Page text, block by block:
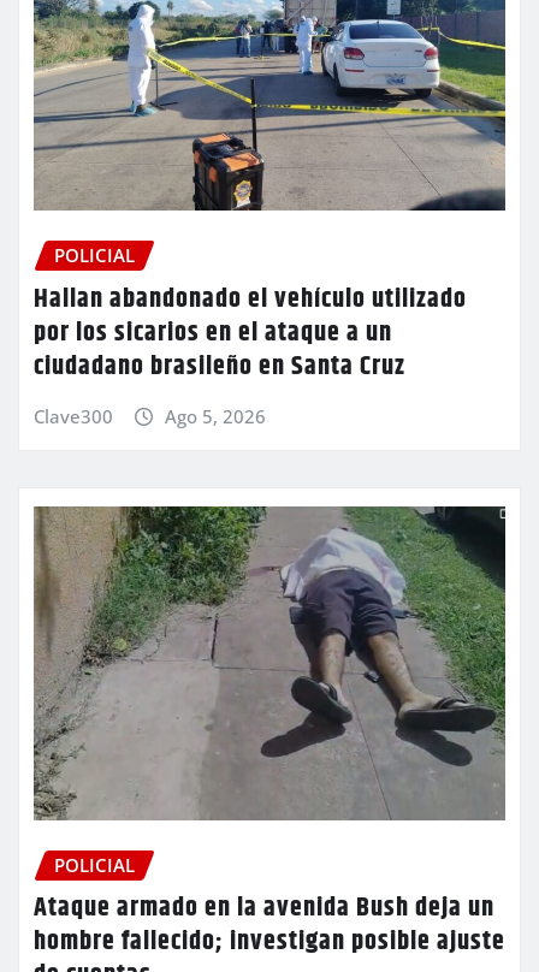
POLICIAL
Hallan abandonado el vehículo utilizado
por los sicarios en el ataque a un
ciudadano brasileño en Santa Cruz
Clave300 Ago 5, 2026
POLICIAL
Ataque armado en la avenida Bush deja un
hombre fallecido; investigan posible ajuste